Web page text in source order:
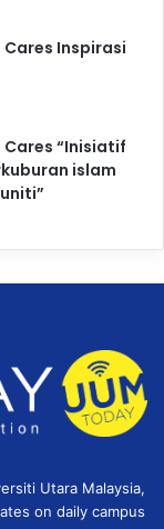
Cares Inspirasi
Cares “Inisiatif
islam
Utara Malaysia,
on daily campus